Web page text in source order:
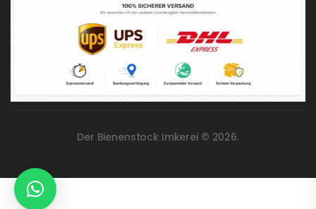
Der Bienenstock Imkerei © 2026.